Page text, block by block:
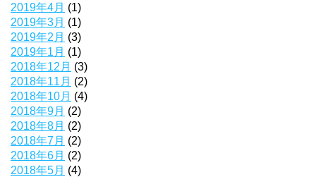
2019年4月 (1)
2019年3月 (1)
2019年2月 (3)
2019年1月 (1)
2018年12月 (3)
2018年11月 (2)
2018年10月 (4)
2018年9月 (2)
2018年8月 (2)
2018年7月 (2)
2018年6月 (2)
2018年5月 (4)